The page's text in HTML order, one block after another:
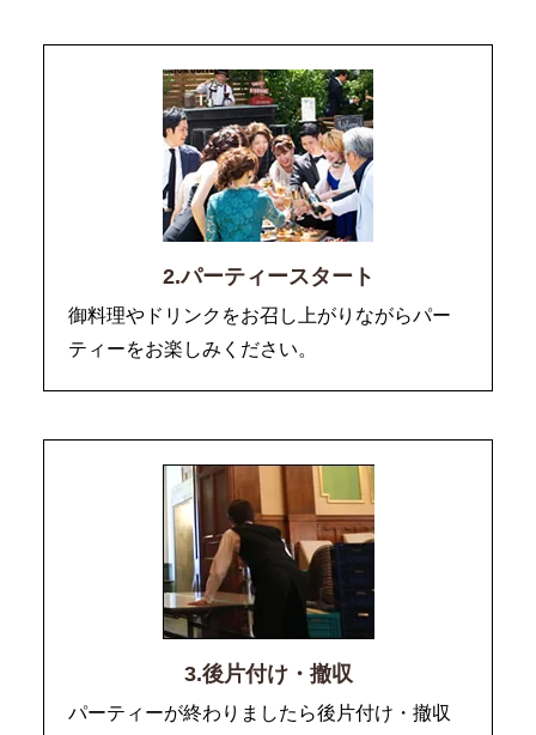
2.パーティースタート
御料理やドリンクをお召し上がりながらパー
ティーをお楽しみください。
3.後片付け・撤収
パーティーが終わりましたら後片付け・撤収